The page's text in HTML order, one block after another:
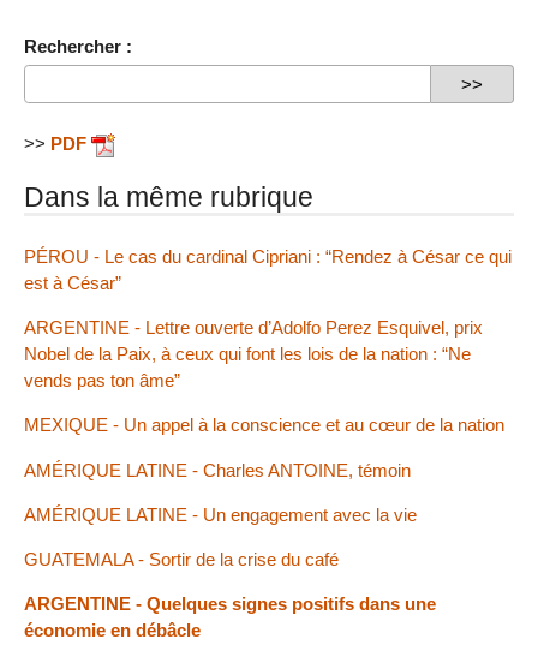
Rechercher :
>> PDF
Dans la même rubrique
PÉROU - Le cas du cardinal Cipriani : “Rendez à César ce qui
est à César”
ARGENTINE - Lettre ouverte d’Adolfo Perez Esquivel, prix
Nobel de la Paix, à ceux qui font les lois de la nation : “Ne
vends pas ton âme”
MEXIQUE - Un appel à la conscience et au cœur de la nation
AMÉRIQUE LATINE - Charles ANTOINE, témoin
AMÉRIQUE LATINE - Un engagement avec la vie
GUATEMALA - Sortir de la crise du café
ARGENTINE - Quelques signes positifs dans une
économie en débâcle